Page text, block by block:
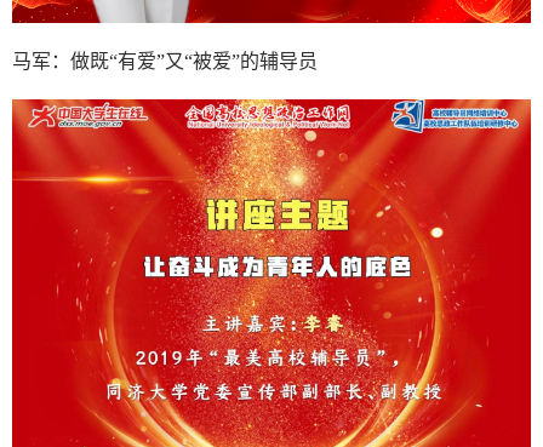
马军：做既“有爱”又“被爱”的辅导员